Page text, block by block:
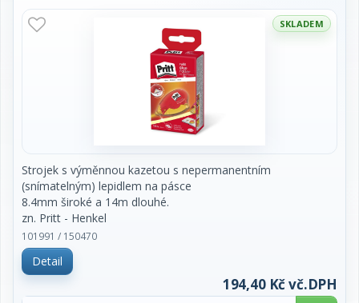
SKLADEM
Strojek s výměnnou kazetou s nepermanentním
(snímatelným) lepidlem na pásce
8.4mm široké a 14m dlouhé.
zn. Pritt - Henkel
cena za ks
101991 / 150470
Detail
194,40 Kč vč.DPH